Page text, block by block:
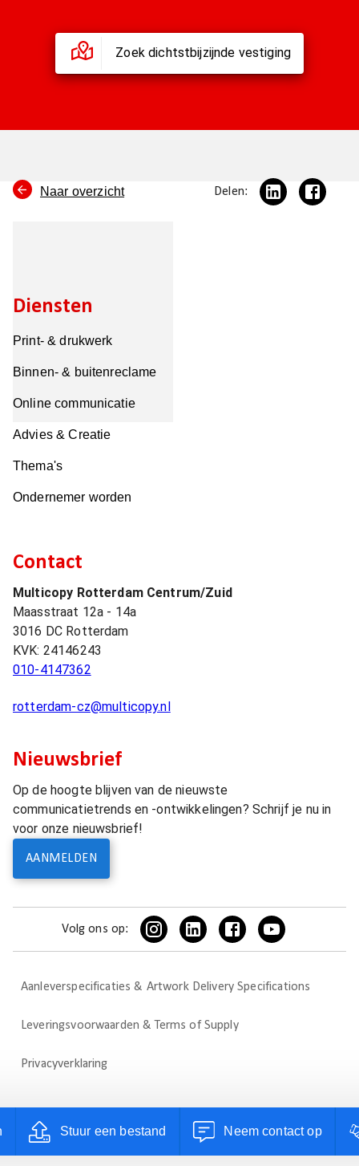
Stuur een bestand Neem contact op
Zoek dichtstbijzijnde vestiging
Naar overzicht Delen:
Diensten
Print- & drukwerk
Binnen- & buitenreclame
Online communicatie
Advies & Creatie
Thema's
Ondernemer worden
Contact
Multicopy Rotterdam Centrum/Zuid
Maasstraat 12a - 14a
3016 DC Rotterdam
KVK: 24146243
010-4147362
rotterdam-cz@multicopy.nl
Nieuwsbrief
Op de hoogte blijven van de nieuwste
communicatietrends en -ontwikkelingen? Schrijf je nu in
voor onze nieuwsbrief!
AANMELDEN
Volg ons op:
Aanleverspecificaties & Artwork Delivery Specifications
Leveringsvoorwaarden & Terms of Supply
Privacyverklaring